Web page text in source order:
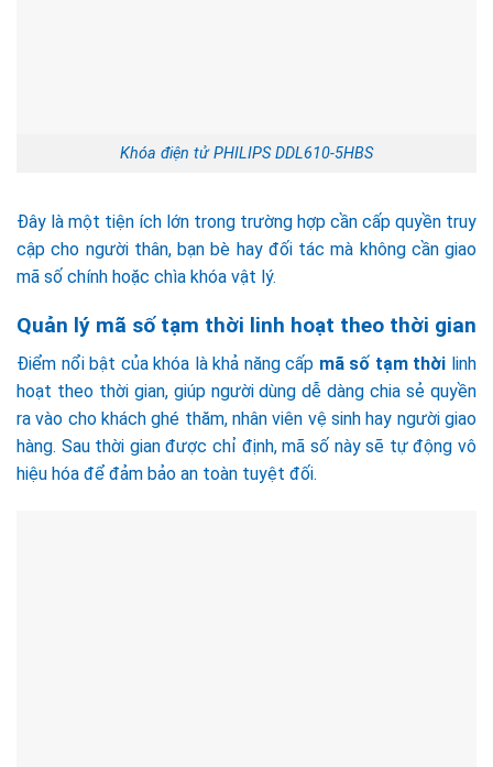
Khóa điện tử PHILIPS DDL610-5HBS
Đây là một tiện ích lớn trong trường hợp cần cấp quyền truy
cập cho người thân, bạn bè hay đối tác mà không cần giao
mã số chính hoặc chìa khóa vật lý.
Quản lý mã số tạm thời linh hoạt theo thời gian
Điểm nổi bật của khóa là khả năng cấp mã số tạm thời linh
hoạt theo thời gian, giúp người dùng dễ dàng chia sẻ quyền
ra vào cho khách ghé thăm, nhân viên vệ sinh hay người giao
hàng. Sau thời gian được chỉ định, mã số này sẽ tự động vô
hiệu hóa để đảm bảo an toàn tuyệt đối.